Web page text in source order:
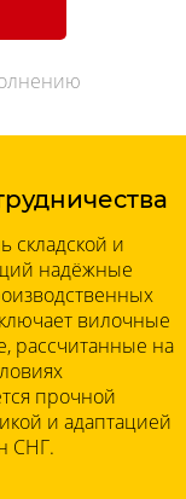
складской и
надёжные
вилочные
рассчитанные на
прочной
и адаптацией
СНГ.